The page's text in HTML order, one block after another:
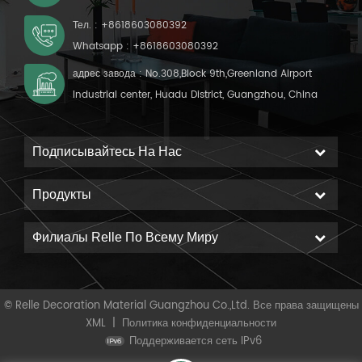
Тел. : +8618603080392
Whatsapp : +8618603080392
адрес завода : No.308,Block 9th,Greenland Airport
Industrial center, Huadu District, Guangzhou, China
Подписывайтесь На Нас
Продукты
Филиалы Relle По Всему Миру
© Relle Decoration Material Guangzhou Co.,Ltd. Все права защищены
XML | Политика конфиденциальности
Поддерживается сеть IPv6